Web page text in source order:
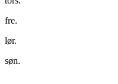
fre.
lør.
søn.